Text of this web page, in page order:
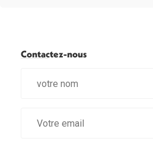
Contactez-nous